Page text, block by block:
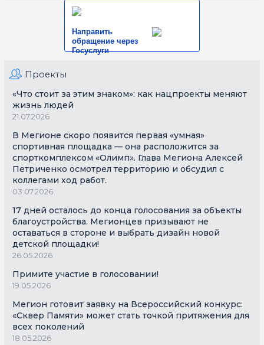
Направить
обращение через
Госуслуги
Проекты
«Что стоит за этим знаком»: как нацпроекты меняют
жизнь людей
21.07.2026
В Мегионе скоро появится первая «умная»
спортивная площадка — она расположится за
спорткомплексом «Олимп». Глава Мегиона Алексей
Петриченко осмотрел территорию и обсудил с
коллегами ход работ.
03.07.2026
17 дней осталось до конца голосования за объекты
благоустройства. Мегионцев призывают не
оставаться в стороне и выбрать дизайн новой
детской площадки!
26.05.2026
Примите участие в голосовании!
19.05.2026
Мегион готовит заявку на Всероссийский конкурс:
«Сквер Памяти» может стать точкой притяжения для
всех поколений
18.05.2026